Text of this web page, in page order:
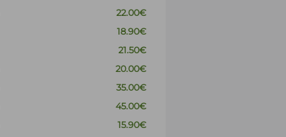
22.00€
18.90€
21.50€
20.00€
35.00€
45.00€
15.90€